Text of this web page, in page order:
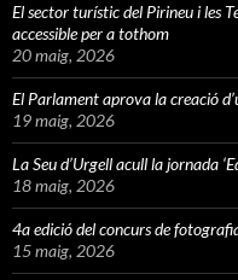
El sector turístic del Pirineu i les
accessible per a tothom
20 maig, 2026
El Parlament aprova la creació
19 maig, 2026
La Seu d’Urgell acull la jornada
18 maig, 2026
4a edició del concurs de
15 maig, 2026